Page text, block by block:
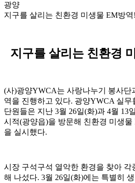
광양
지구를 살리는 친환경 미생물 EM방역!
지구를 살리는 친환경
(사)광양YWCA는 사랑나누기 봉사단
역을 진행하고 있다. 광양YWCA 실무
단원들은 지난 3월 26일(화)과 4월 13
시적(광양읍)을 방문해 친환경 미생
을 실시했다.
시장 구석구석 열악한 환경을 찾아 각
해 나섰다. 3월 26일(화)에는 특별히